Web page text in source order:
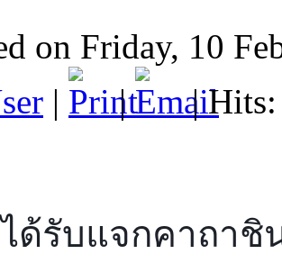
on Friday, 10
| | | Hits:
บแจกคาถาชิ